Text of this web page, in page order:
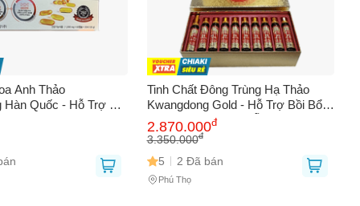
Anh Thảo
Hàn Quốc - Hỗ Trợ Nội
Viên, Giàu Gamma
Max
Tinh Chất Đông Trùng Hạ Thảo
Kwangdong Gold - Hỗ Trợ Bồi Bổ
Sức Khỏe - Hộp 60 Ống X 20ml,
Nguồn Dinh Dưỡng Từ Thiên Nhiên
2.870.000đ
3.350.000đ
5 2 Đã bán
Phú Thọ